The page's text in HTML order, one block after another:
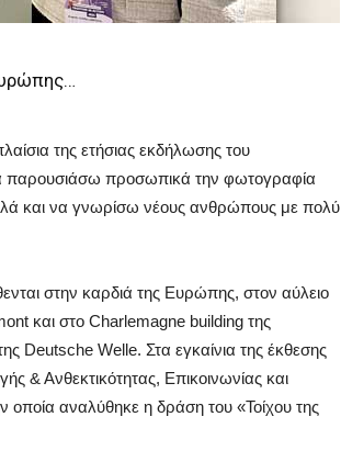
της ετήσιας εκδήλωσης του
παρουσιάσω προσωπικά την φωτογραφία
και να γνωρίσω νέους ανθρώπους με πολύ
στην καρδιά της Ευρώπης, στον αύλειο
και στο Charlemagne building της
Deutsche Welle. Στα εγκαίνια της έκθεσης
& Ανθεκτικότητας, Επικοινωνίας και
αναλύθηκε η δράση του «Τοίχου της